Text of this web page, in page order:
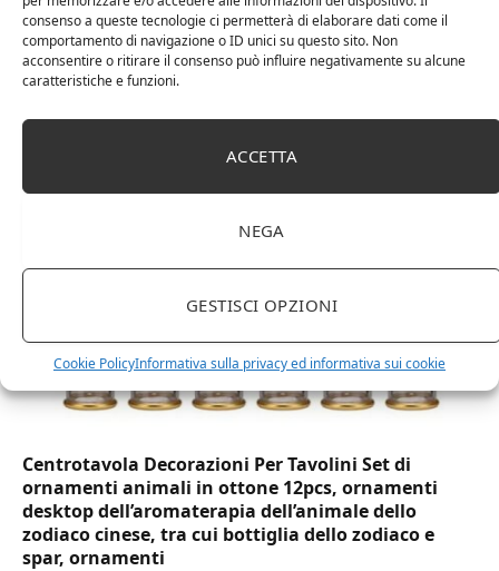
consenso a queste tecnologie ci permetterà di elaborare dati come il
comportamento di navigazione o ID unici su questo sito. Non
acconsentire o ritirare il consenso può influire negativamente su alcune
caratteristiche e funzioni.
ACCETTA
NEGA
GESTISCI OPZIONI
Cookie PolicyInformativa sulla privacy ed informativa sui cookie
DOT Horeca Solutions 1000 Bicchieri PET
usa e getta bicchiere riciclabili per acqua bevande
Centrotavola Decorazioni Per Tavolini Set di
ornamenti animali in ottone 12pcs, ornamenti
desktop dell’aromaterapia dell’animale dello
zodiaco cinese, tra cui bottiglia dello zodiaco e
spar, ornamenti